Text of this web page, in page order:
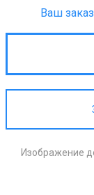
Ваш
Изображение